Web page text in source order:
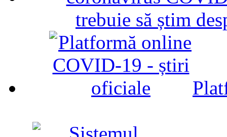
trebuie să știm